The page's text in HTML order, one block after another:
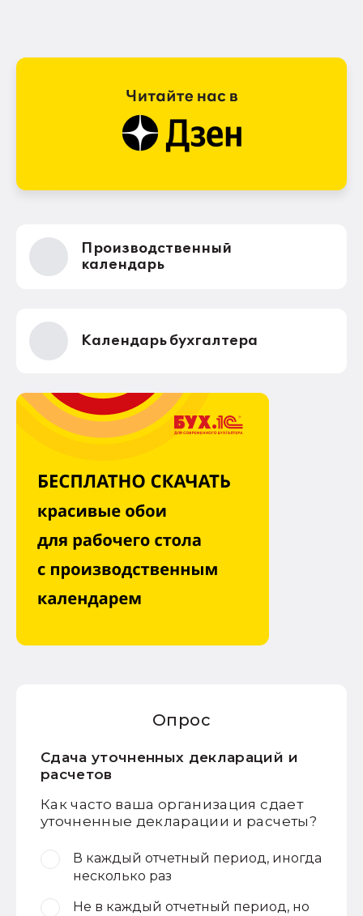
Производственный
календарь
Календарь бухгалтера
Опрос
Сдача уточненных деклараций и
расчетов
Как часто ваша организация сдает
уточненные декларации и расчеты?
В каждый отчетный период, иногда
несколько раз
Не в каждый отчетный период, но